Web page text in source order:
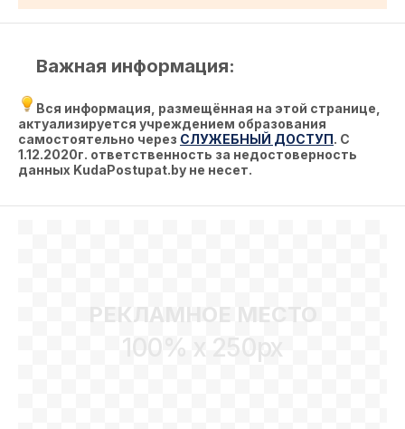
Важная информация:
Вся информация, размещённая на этой странице,
актуализируется учреждением образования
самостоятельно через СЛУЖЕБНЫЙ ДОСТУП. С
1.12.2020г. ответственность за недостоверность
данных KudaPostupat.by не несет.
РЕКЛАМНОЕ МЕСТО
100% x 250px